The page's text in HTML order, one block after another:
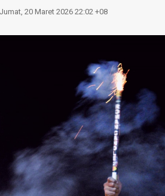
Jumat, 20 Maret 2026 22:02 +08